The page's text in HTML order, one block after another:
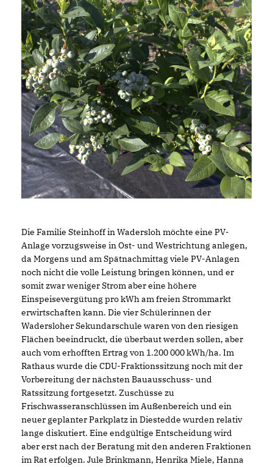
Die Familie Steinhoff in Wadersloh möchte eine PV-
Anlage vorzugsweise in Ost- und Westrichtung anlegen,
da Morgens und am Spätnachmittag viele PV-Anlagen
noch nicht die volle Leistung bringen können, und er
somit zwar weniger Strom aber eine höhere
Einspeisevergütung pro kWh am freien Strommarkt
erwirtschaften kann. Die vier Schülerinnen der
Wadersloher Sekundarschule waren von den riesigen
Flächen beeindruckt, die überbaut werden sollen, aber
auch vom erhofften Ertrag von 1.200 000 kWh/ha. Im
Rathaus wurde die CDU-Fraktionssitzung noch mit der
Vorbereitung der nächsten Bauausschuss- und
Ratssitzung fortgesetzt. Zuschüsse zu
Frischwasseranschlüssen im Außenbereich und ein
neuer geplanter Parkplatz in Diestedde wurden relativ
lange diskutiert. Eine endgültige Entscheidung wird
aber erst nach der Beratung mit den anderen Fraktionen
im Rat erfolgen. Jule Brinkmann, Henrika Miele, Hanna